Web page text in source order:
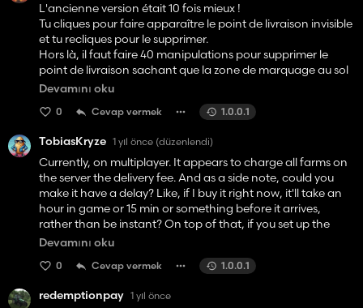
L'ancienne version était 10 fois mieux !
Tu cliques pour faire apparaître le point de livraison invisible
et tu recliques pour le supprimer.
Hors là, il faut faire 40 manipulations pour supprimer le
point de livraison sachant que la zone de marquage au sol
qui est de couleur dégueulasse gâche complètement le
Devamını oku
0 Cevap vermek 1.0.0.1
TobiasKryze 1 yıl önce (düzenlendi)
Currently, on multiplayer. It appears to charge all farms on
the server the delivery fee. And as a side note, could you
make it have a delay? Like, if I buy it right now, it'll take an
hour in game or 15 min or something before it arrives,
rather than be instant? On top of that, if you set up the
delivery zone for yourself, it makes EVERYONE on the server
have their purchases go to your yard.
Devamını oku
0 Cevap vermek 1.0.0.1
redemptionpay 1 yıl önce